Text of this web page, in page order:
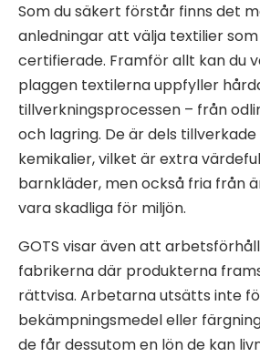
Som du säkert förstår finns det
anledningar att välja textilier som
certifierade. Framför allt kan du
plaggen textilerna uppfyller
tillverkningsprocessen – från
och lagring. De är dels
kemikalier, vilket är extra
barnkläder, men också fria från
vara skadliga för miljön.
GOTS visar även att
fabrikerna där produkterna
rättvisa. Arbetarna utsätts inte
bekämpningsmedel eller
de får dessutom en lön de kan